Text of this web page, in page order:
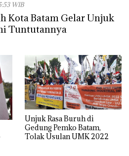
WIB
Kota Batam Gelar Unjuk
Tuntutannya
Unjuk Rasa Buruh di
Gedung Pemko Batam,
Tolak Usulan UMK 2022